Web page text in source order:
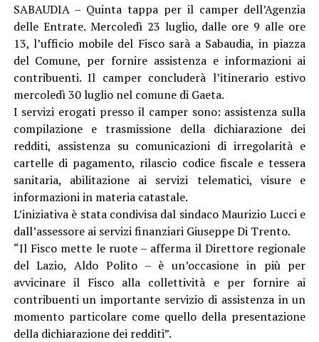
SABAUDIA – Quinta tappa per il camper dell’Agenzia
delle Entrate. Mercoledì 23 luglio, dalle ore 9 alle ore
13, l’ufficio mobile del Fisco sarà a Sabaudia, in piazza
del Comune, per fornire assistenza e informazioni ai
contribuenti. Il camper concluderà l’itinerario estivo
mercoledì 30 luglio nel comune di Gaeta.
I servizi erogati presso il camper sono: assistenza sulla
compilazione e trasmissione della dichiarazione dei
redditi, assistenza su comunicazioni di irregolarità e
cartelle di pagamento, rilascio codice fiscale e tessera
sanitaria, abilitazione ai servizi telematici, visure e
informazioni in materia catastale.
L’iniziativa è stata condivisa dal sindaco Maurizio Lucci e
dall’assessore ai servizi finanziari Giuseppe Di Trento.
“Il Fisco mette le ruote – afferma il Direttore regionale
del Lazio, Aldo Polito – è un’occasione in più per
avvicinare il Fisco alla collettività e per fornire ai
contribuenti un importante servizio di assistenza in un
momento particolare come quello della presentazione
della dichiarazione dei redditi”.